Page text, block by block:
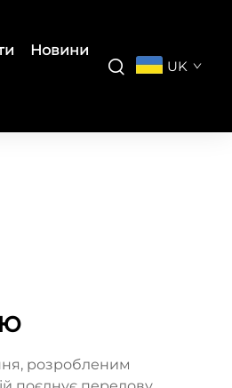
Новини
UK
розробленим